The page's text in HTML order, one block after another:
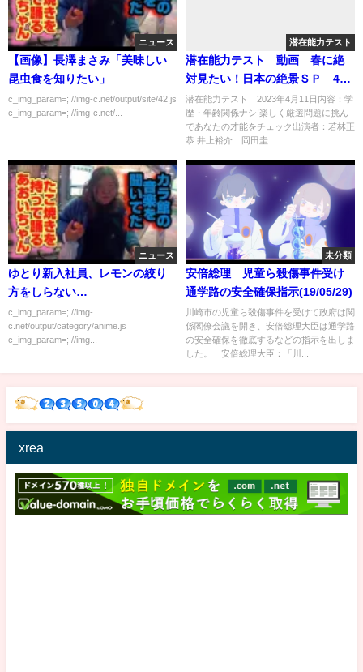
ニュース
【画像】長澤まさみ「美味しい
昆虫食を知りたい」
c_img_param=; //img-c.net/output/site/42.js
c_img_param=; //img-c.net/...
潜在能力テスト
潜在能力テスト 動画 春に絶
対見たい！日本の絶景ＳＰ 4月
11日
潜在能力テスト 2023年4月11日内容：学
歴・年齢関係ナシ!楽しく厳選問題に挑ん
であなたの才能をチェック出演者：若林正
恭 井上裕介 岡田圭...
ニュース
ゆとり新入社員、レモンの絞り
方をしらない…
c_img_param=; //img-
c.net/output/category/anime.js
c_img_param=; //img...
未分類
安倍総理 児童ら殺傷事件受け
通学路の安全確保指示(19/05/29)
川崎市の児童ら殺傷事件を受けて政府は関
係閣僚会議を開き、安倍総理大臣は通学路
の安全確保を徹底するなどの指示を出しま
した。 安倍総理大臣：「川...
xrea